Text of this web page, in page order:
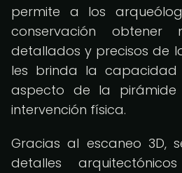
permite a los
conservación obtener
detallados y precisos de
les brinda la
aspecto de la pirámide
intervención física.
Gracias al escaneo 3D,
detalles